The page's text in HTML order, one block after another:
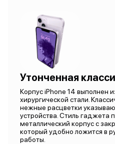
Утонченная
Корпус iPhone 14 выполнен
хирургической стали.
нежные расцветки
устройства. Стиль гаджета
металлический корпус с
который удобно ложится в
работы.